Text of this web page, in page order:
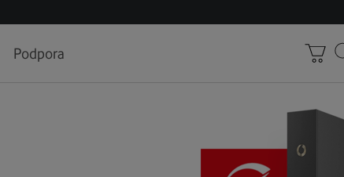
Podpora